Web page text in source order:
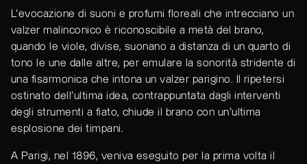
L’evocazione di suoni e profumi floreali che intrecciano un
valzer malinconico è riconoscibile a metà del brano,
quando le viole, divise, suonano a distanza di un quarto di
tono le une dalle altre, per emulare la sonorità stridente di
una fisarmonica che intona un valzer parigino. Il ripetersi
ostinato dell’ultima idea, contrappuntata dagli interventi
degli strumenti a fiato, chiude il brano con un’ultima
esplosione dei timpani.
A Parigi, nel 1896, veniva eseguito per la prima volta il